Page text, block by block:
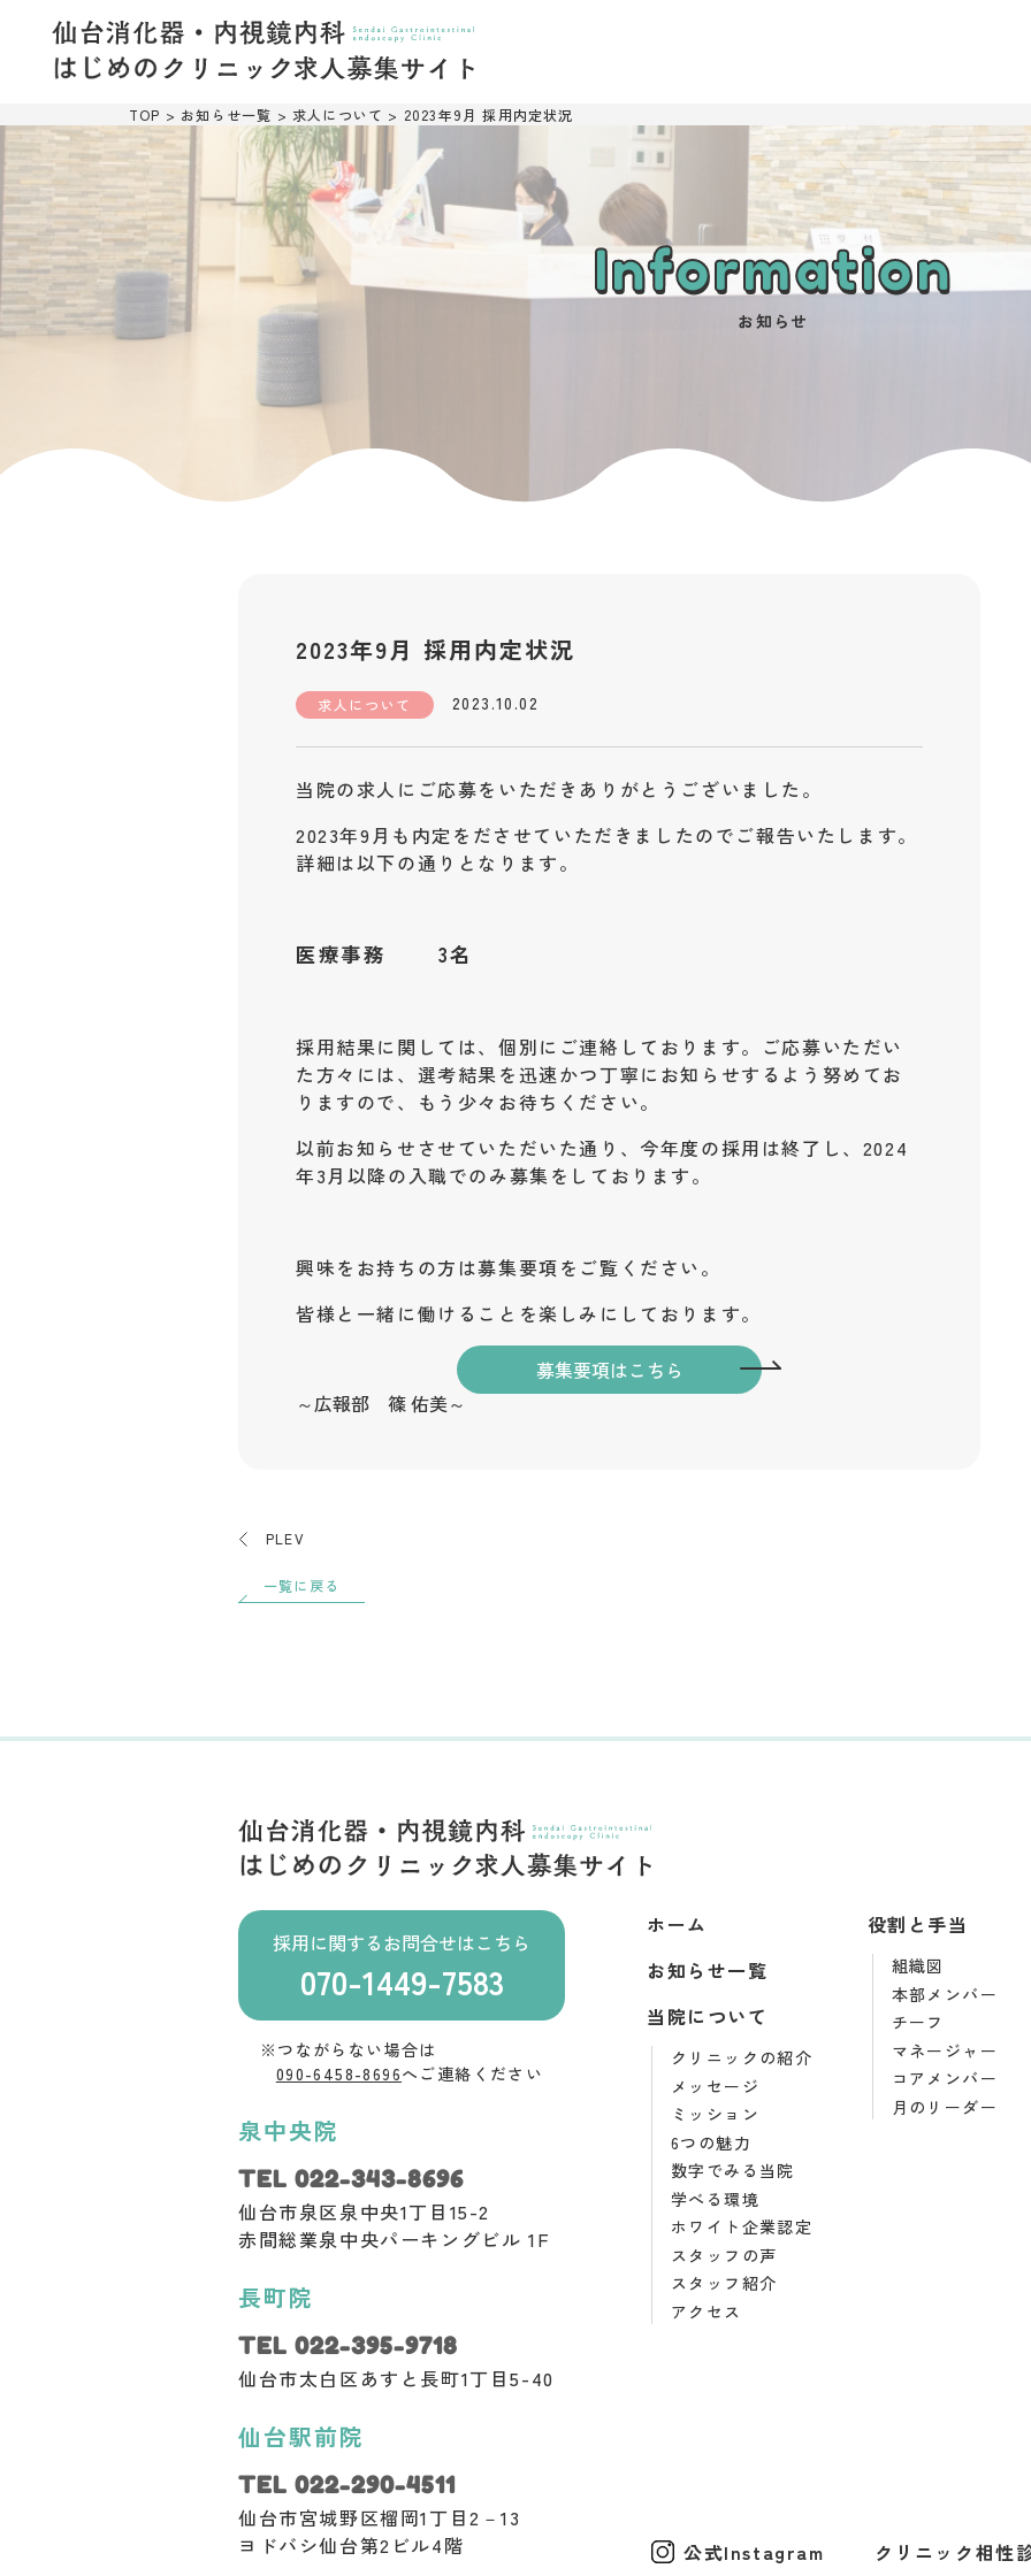
TOP > お知らせ一覧 > 求人について > 2023年9月 採用内定状況
Information
お知らせ
2023年9月 採用内定状況
求人について 2023.10.02
当院の求人にご応募をいただきありがとうございました。
2023年9月も内定をださせていただきましたのでご報告いたします。
詳細は以下の通りとなります。
医療事務 3名
採用結果に関しては、個別にご連絡しております。ご応募いただい
た方々には、選考結果を迅速かつ丁寧にお知らせするよう努めてお
りますので、もう少々お待ちください。
以前お知らせさせていただいた通り、 今年度の採用は終了し、2024
年3月以降の入職でのみ募集をしております。
興味をお持ちの方は募集要項をご覧ください。
皆様と一緒に働けることを楽しみにしております。
募集要項はこちら
～広報部 篠 佑美～
PLEV
一覧に戻る
採用に関するお問合せはこちら
070-1449-7583
※つながらない場合は
090-6458-8696へご連絡ください
泉中央院
TEL 022-343-8696
仙台市泉区泉中央1丁目15-2
赤間総業泉中央パーキングビル 1F
長町院
TEL 022-395-9718
仙台市太白区あすと長町1丁目5-40
仙台駅前院
TEL 022-290-4511
仙台市宮城野区榴岡1丁目2－13
ヨドバシ仙台第2ビル4階
ホーム
お知らせ一覧
当院について
クリニックの紹介
メッセージ
ミッション
6つの魅力
数字でみる当院
学べる環境
ホワイト企業認定
スタッフの声
スタッフ紹介
アクセス
役割と手当
組織図
本部メンバー
チーフ
マネージャー
コアメンバー
月のリーダー
公式Instagram クリニック相性